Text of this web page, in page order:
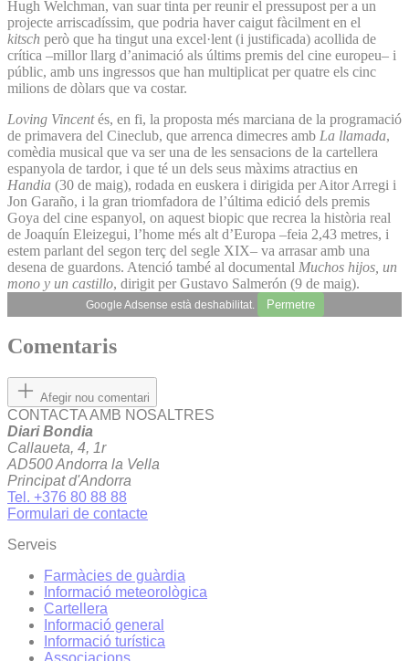
Hugh Welchman, van suar tinta per reunir el pressupost per a un
projecte arriscadíssim, que podria haver caigut fàcilment en el
kitsch però que ha tingut una excel·lent (i justificada) acollida de
crítica –millor llarg d’animació als últims premis del cine europeu– i
públic, amb uns ingressos que han multiplicat per quatre els cinc
milions de dòlars que va costar.
Loving Vincentés, en fi, la proposta més marciana de la programació
de primavera del Cineclub, que arrenca dimecres amb La llamada,
comèdia musical que va ser una de les sensacions de la cartellera
espanyola de tardor, i que té un dels seus màxims atractius en
Handia (30 de maig), rodada en euskera i dirigida per Aitor Arregi i
Jon Garaño, i la gran triomfadora de l’última edició dels premis
Goya del cine espanyol, on aquest biopic que recrea la història real
de Joaquín Eleizegui, l’home més alt d’Europa –feia 2,43 metres, i
estem parlant del segon terç del segle XIX– va arrasar amb una
desena de guardons. Atenció també al documental Muchos hijos, un
mono y un castillo, dirigit per Gustavo Salmerón (9 de maig).
Google Adsense està deshabilitat. Permetre
Comentaris
Afegir nou comentari
CONTACTA AMB NOSALTRES
Diari Bondia
Callaueta, 4, 1r
AD500 Andorra la Vella
Principat d'Andorra
Tel. +376 80 88 88
Formulari de contacte
Serveis
Farmàcies de guàrdia
Informació meteorològica
Cartellera
Informació general
Informació turística